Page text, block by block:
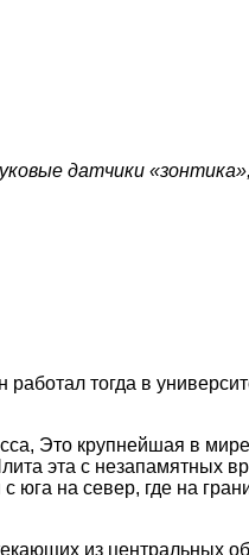
датчики
тогда в
Это крупнейшая в
эта с
на север, где на
из центральных